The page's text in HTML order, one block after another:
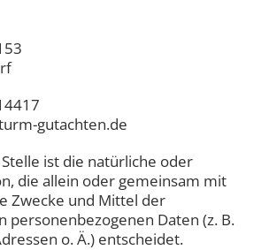
gutachten.de
ist die natürliche oder
die allein oder gemeinsam mit
Zwecke und Mittel der
personenbezogenen Daten (z. B.
o. Ä.) entscheidet.